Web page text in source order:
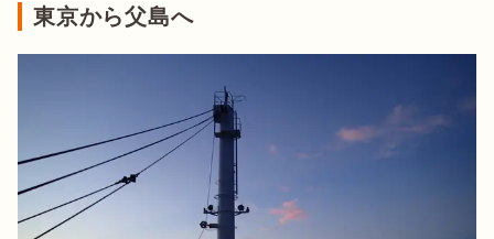
東京から父島へ